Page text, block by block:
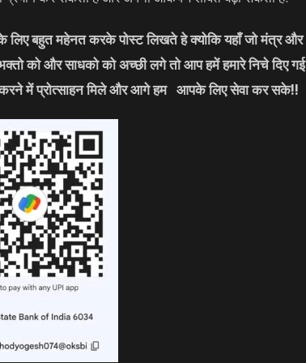
लिए बहुत महेनत करके पोस्ट लिखते हे क्योकि यहाँ जो मंत्र और
भक्तो को और साधको को अच्छी लगे तो आप हमें हमारे निचे दिए गई
में प्रोत्साहन मिले और आगे हम आपके लिए सेवा कर सके!!